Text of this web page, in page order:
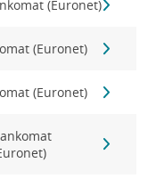
(Euronet)
(Euronet)
(Euronet)